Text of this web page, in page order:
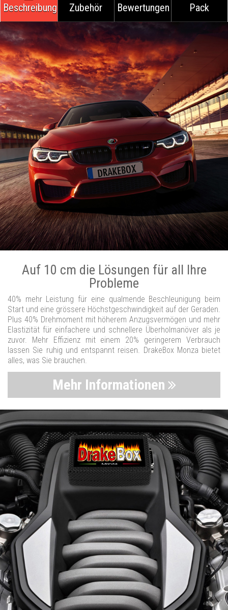
Beschreibung Zubehör Bewertungen Pack
Auf 10 cm die Lösungen für all Ihre
Probleme
40% mehr Leistung für eine qualmende Beschleunigung beim
Start und eine grössere Höchstgeschwindigkeit auf der Geraden.
Plus 40% Drehmoment mit höherem Anzugsvermögen und mehr
Elastizität für einfachere und schnellere Überholmanöver als je
zuvor. Mehr Effizienz mit einem 20% geringerem Verbrauch
lassen Sie ruhig und entspannt reisen. DrakeBox Monza bietet
alles, was Sie brauchen.
Mehr Informationen